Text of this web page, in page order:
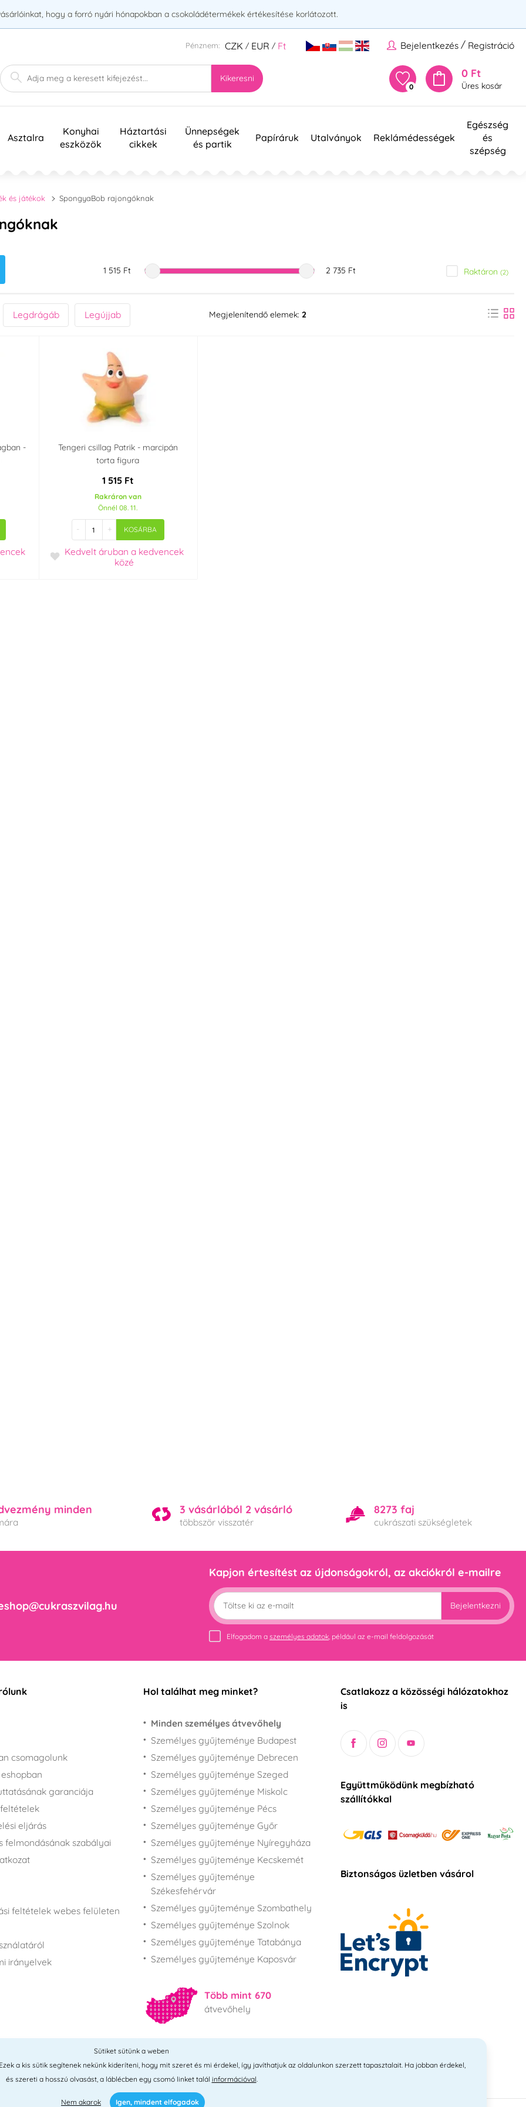
hogy a forró nyári hónapokban a csokoládétermékek értékesítése korlátozott.
Bejelentkezés / Registráció
Pénznem: CZK / EUR / Ft
Kikeresni
0
0 Ft
Üres kosár
Asztalra
Konyhai
eszközök
Háztartási
cikkek
Ünnepségek
és partik
Papíráruk Utalványok Reklámédességek
Egészség
és
szépség
és játékok SpongyaBob rajongóknak
1 515 Ft 2 735 Ft Raktáron (2)
Legdrágáb Legújjab Megjelenítendő elemek: 2
-
Tengeri csillag Patrik - marcipán
torta figura
1 515 Ft
Rakráron van
Önnél 08. 11.
- + KOSÁRBA
Kedvelt áruban a kedvencek
közé
minden 3 vásárlóból 2 vásárló
többször visszatér
8273 faj
cukrászati szükségletek
Kapjon értesítést az újdonságokról, az akciókról e-mailre
Bejelentkezni
Elfogadom a személyes adatok, például az e-mail feldolgozását
csomagolunk
garanciája
eljárás
felmondásának szabályai
feltételek webes felületen
irányelvek
Hol találhat meg minket?
Minden személyes átvevőhely
Személyes gyűjteménye Budapest
Személyes gyűjteménye Debrecen
Személyes gyűjteménye Szeged
Személyes gyűjteménye Miskolc
Személyes gyűjteménye Pécs
Személyes gyűjteménye Győr
Személyes gyűjteménye Nyíregyháza
Személyes gyűjteménye Kecskemét
Személyes gyűjteménye
Székesfehérvár
Személyes gyűjteménye Szombathely
Személyes gyűjteménye Szolnok
Személyes gyűjteménye Tatabánya
Személyes gyűjteménye Kaposvár
Több mint 670
átvevőhely
Összes hely
Csatlakozz a közösségi hálózatokhoz
is
Együttműködünk megbízható
szállítókkal
Biztonságos üzletben vásárol
Sütiket sütünk a weben
a kis sütik segítenek nekünk kideríteni, hogy mit szeret és mi érdekel, így javíthatjuk az oldalunkon szerzett tapasztalait. Ha jobban érdekel,
és szereti a hosszú olvasást, a láblécben egy csomó linket talál információval.
Nem akarok Igen, mindent elfogadok